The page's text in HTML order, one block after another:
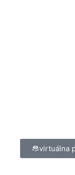
virtuálna